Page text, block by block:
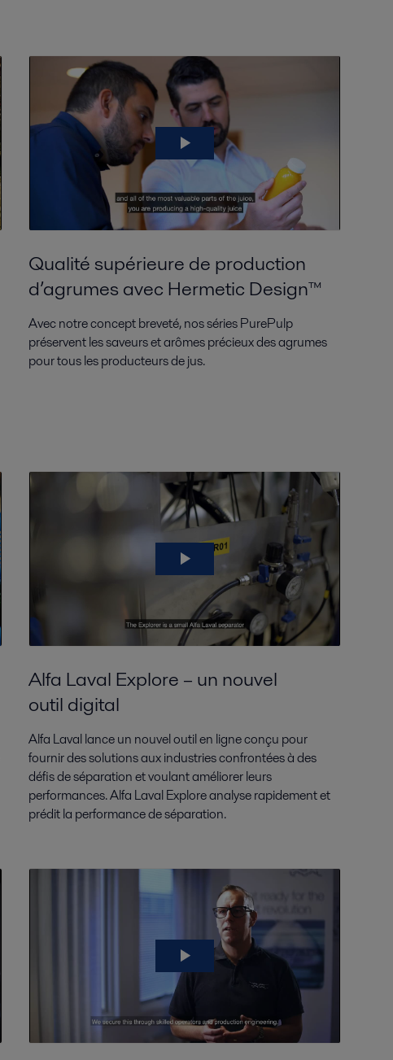
Qualité supérieure de production
d’agrumes avec Hermetic Design™
Avec notre concept breveté, nos séries PurePulp
préservent les saveurs et arômes précieux des agrumes
pour tous les producteurs de jus.
Alfa Laval Explore – un nouvel
outil digital
Alfa Laval lance un nouvel outil en ligne conçu pour
fournir des solutions aux industries confrontées à des
défis de séparation et voulant améliorer leurs
performances.Alfa Laval Exploreanalyse rapidement et
prédit la performance de séparation.